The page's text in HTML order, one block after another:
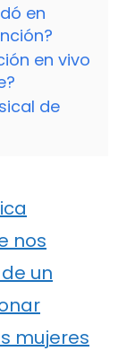
en
en vivo
de
nos
un
mujeres